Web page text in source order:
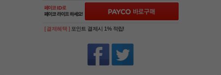
[ 결제혜택 ] 포인트 결제시 1% 적립!